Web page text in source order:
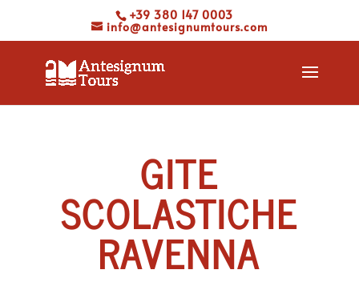
+39 380 147 0003
info@antesignumtours.com
GITE
SCOLASTICHE
RAVENNA